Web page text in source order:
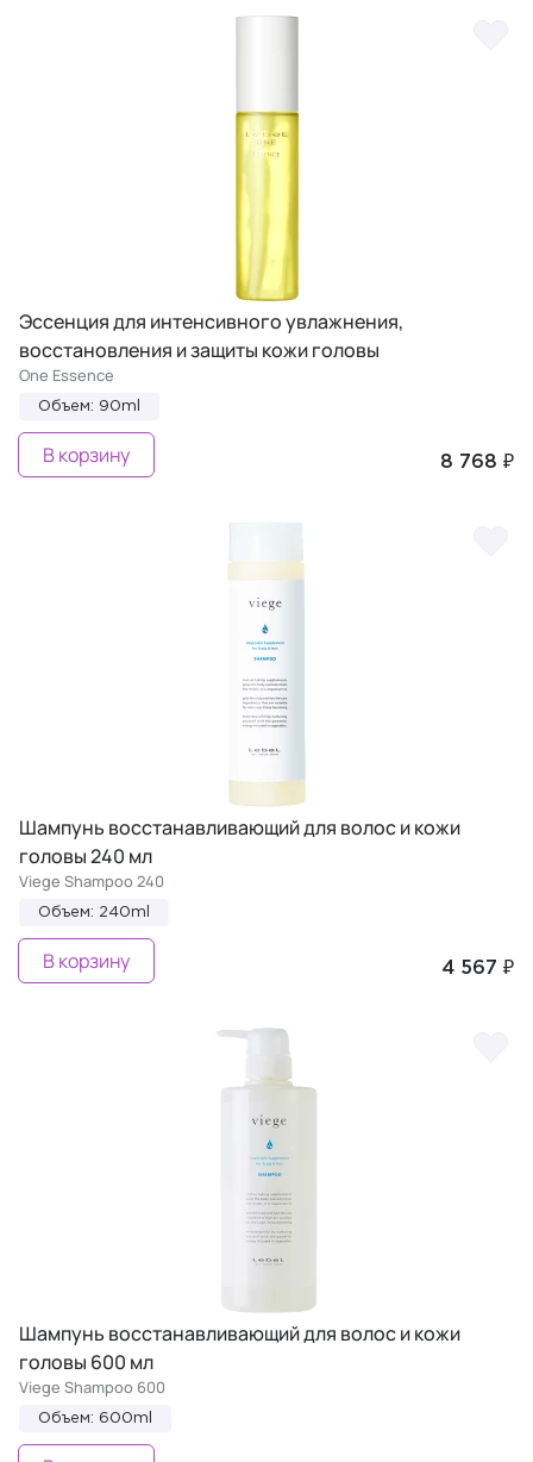
Эссенция для интенсивного увлажнения,
восстановления и защиты кожи головы
One Essence
Объем: 90ml
8 768 ₽
В корзину
Шампунь восстанавливающий для волос и кожи
головы 240 мл
Viege Shampoo 240
Объем: 240ml
4 567 ₽
В корзину
Шампунь восстанавливающий для волос и кожи
головы 600 мл
Viege Shampoo 600
Объем: 600ml